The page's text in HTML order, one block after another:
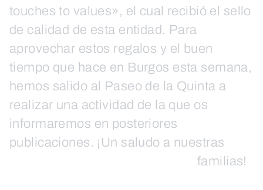
touches to values», el cual recibió el sello
de calidad de esta entidad. Para
aprovechar estos regalos y el buen
tiempo que hace en Burgos esta semana,
hemos salido al Paseo de la Quinta a
realizar una actividad de la que os
informaremos en posteriores
publicaciones. ¡Un saludo a nuestras
familias!